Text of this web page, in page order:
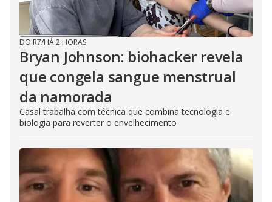
DO R7/HÁ 2 HORAS
Bryan Johnson: biohacker revela
que congela sangue menstrual
da namorada
Casal trabalha com técnica que combina tecnologia e
biologia para reverter o envelhecimento